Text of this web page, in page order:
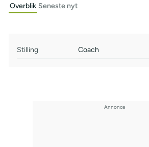
Overblik Seneste nyt
Stilling Coach